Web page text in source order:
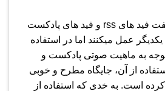
به طور کلی میتوان گفت فید های rss و فید های پادکست
عمل میکنند اما در استفاده
توجه به ماهیت صوتی پادکست و
از آن، جایگاه مطرح و خوبی
است. به خدی که استفاده از